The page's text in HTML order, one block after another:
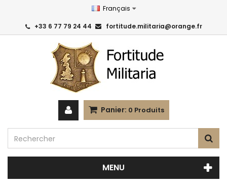
Français
+33 6 77 79 24 44 fortitude.militaria@orange.fr
Panier: 0 Produits
MENU